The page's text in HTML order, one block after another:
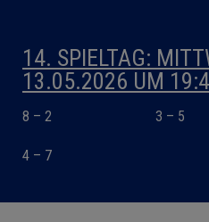
14. SPIELTAG:
13.05.2026 UM
8 – 2 3 – 5
4 – 7